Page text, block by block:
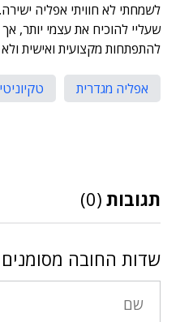
לשמחתי לא חוויתי אפליה
שעליי להוכיח את עצמי יותר,
להתפתחות מקצועית ואישית
אפליה מגדרית טקיוניטי
תגובות (0)
שדות החובה מסומנים